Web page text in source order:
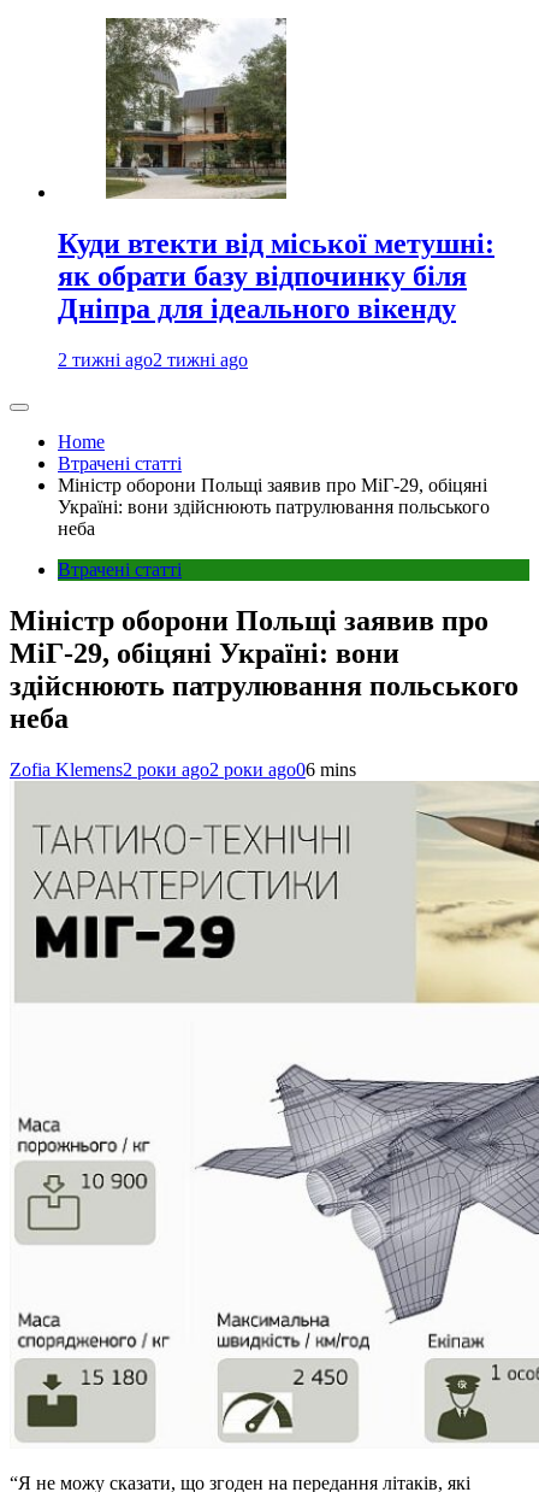
Куди втекти від міської метушні:
як обрати базу відпочинку біля
Дніпра для ідеального вікенду
2 тижні ago2 тижні ago
Home
Втрачені статті
Міністр оборони Польщі заявив про МіГ-29, обіцяні
Україні: вони здійснюють патрулювання польського
неба
Втрачені статті
Міністр оборони Польщі заявив про
МіГ-29, обіцяні Україні: вони
здійснюють патрулювання польського
неба
Zofia Klemens2 роки ago2 роки ago06 mins
“Я не можу сказати, що згоден на передання літаків, які